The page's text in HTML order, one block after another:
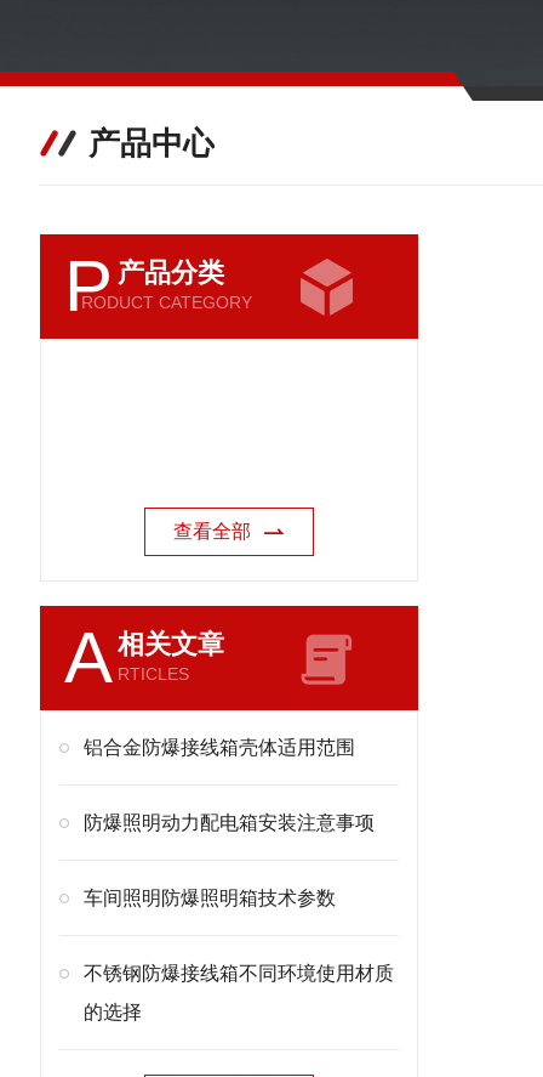
产品中心
P 产品分类
RODUCT CATEGORY
查看全部
A相关文章
RTICLES
铝合金防爆接线箱壳体适用范围
防爆照明动力配电箱安装注意事项
车间照明防爆照明箱技术参数
不锈钢防爆接线箱不同环境使用材质
的选择